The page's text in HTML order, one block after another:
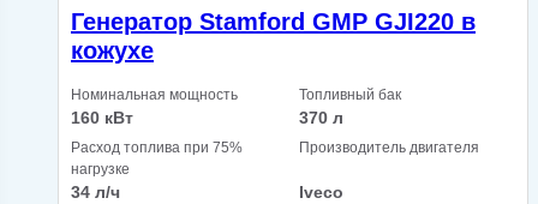
Генератор Stamford GMP GJI220 в
кожухе
Номинальная мощность
160 кВт
Топливный бак
370 л
Расход топлива при 75%
нагрузке
34 л/ч
Производитель двигателя
Iveco